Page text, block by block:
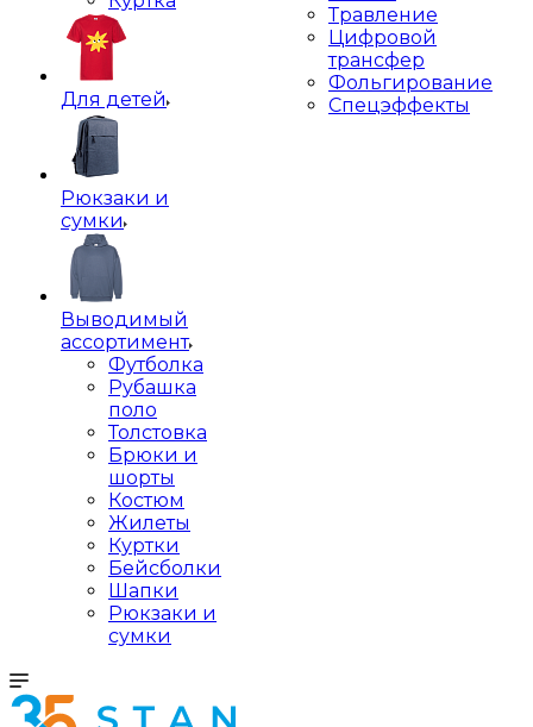
Для детей
Рюкзаки и
сумки
Выводимый
ассортимент
Футболка
Рубашка
поло
Толстовка
Брюки и
шорты
Костюм
Жилеты
Куртки
Бейсболки
Шапки
Рюкзаки и
сумки
Травление
Цифровой
трансфер
Фольгирование
Спецэффекты